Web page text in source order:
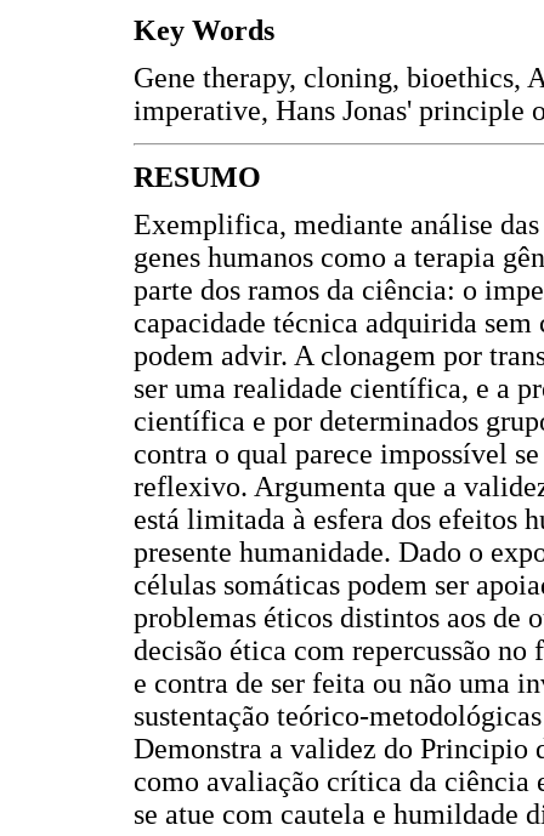
Key Words
Gene therapy, cloning, bioethics,
imperative, Hans Jonas' principle
RESUMO
Exemplifica, mediante análise
genes humanos como a terapia
parte dos ramos da ciência: o
capacidade técnica adquirida
podem advir. A clonagem por
ser uma realidade científica, e a
científica e por determinados
contra o qual parece impossível
reflexivo. Argumenta que a
está limitada à esfera dos efeitos
presente humanidade. Dado o
células somáticas podem ser
problemas éticos distintos aos de
decisão ética com repercussão
e contra de ser feita ou não uma
sustentação teórico-
Demonstra a validez do Principio
como avaliação crítica da ciência
se atue com cautela e humildade